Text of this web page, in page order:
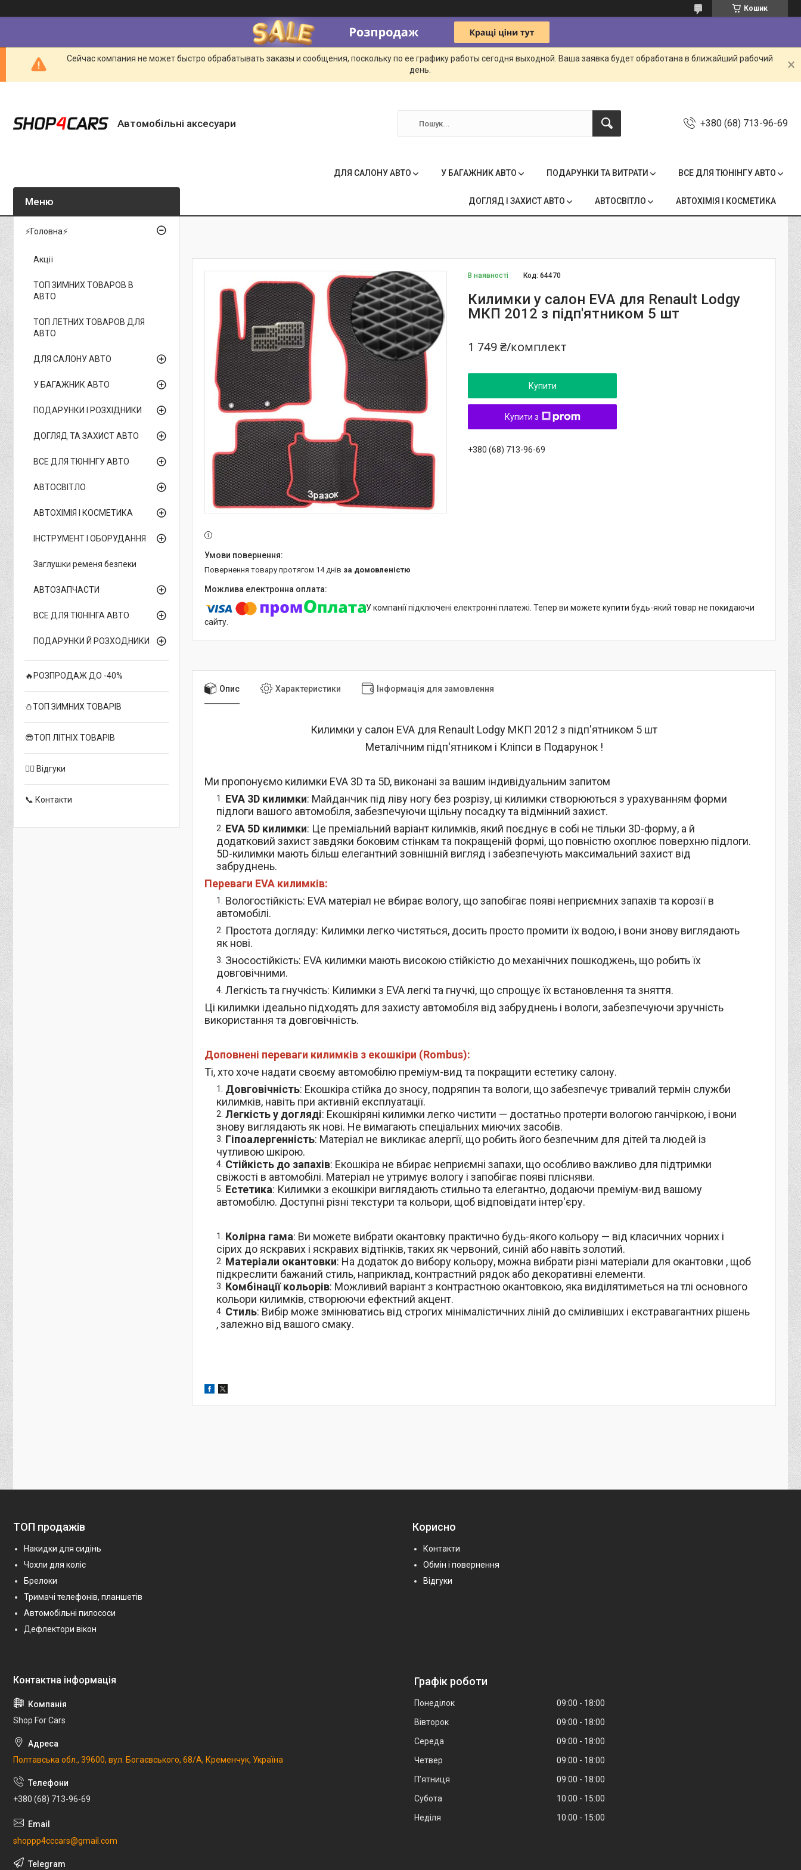
Кошик
Сейчас компания не может быстро обрабатывать заказы и сообщения, поскольку по ее графику работы сегодня выходной. Ваша заявка будет обработана в ближайший рабочий
день.
Автомобільні аксесуари +380 (68) 713-96-69
ДЛЯ САЛОНУ АВТО У БАГАЖНИК АВТО ПОДАРУНКИ ТА ВИТРАТИ ВСЕ ДЛЯ ТЮНІНГУ АВТО
ДОГЛЯД І ЗАХИСТ АВТО АВТОСВІТЛО АВТОХІМІЯ І КОСМЕТИКА
В наявності Код:64470
Килимки у салон EVA для Renault Lodgy
МКП 2012 з підп'ятником 5 шт
1 749 ₴/комплект
Купити
Купити з
+380 (68) 713-96-69
повернення товару протягом 14 днів за домовленістю
У компанії підключені електронні платежі. Тепер ви можете купити будь-який товар не покидаючи
сайту.
Опис Характеристики Інформація для замовлення
Килимки у салон EVA для Renault Lodgy МКП 2012 з підп'ятником 5 шт
Металічним підп'ятником і Кліпси в Подарунок !
Ми пропонуємо килимки EVA 3D та 5D, виконані за вашим індивідуальним запитом
EVA 3D килимки: Майданчик під ліву ногу без розрізу, ці килимки створюються з урахуванням форми
підлоги вашого автомобіля, забезпечуючи щільну посадку та відмінний захист.
EVA 5D килимки: Це преміальний варіант килимків, який поєднує в собі не тільки 3D-форму, а й
додатковий захист завдяки боковим стінкам та покращеній формі, що повністю охоплює поверхню підлоги.
5D-килимки мають більш елегантний зовнішній вигляд і забезпечують максимальний захист від
забруднень.
Переваги EVA килимків:
Вологостійкість: EVA матеріал не вбирає вологу, що запобігає появі неприємних запахів та корозії в
автомобілі.
Простота догляду: Килимки легко чистяться, досить просто промити їх водою, і вони знову виглядають
як нові.
Зносостійкість: EVA килимки мають високою стійкістю до механічних пошкоджень, що робить їх
довговічними.
Легкість та гнучкість: Килимки з EVA легкі та гнучкі, що спрощує їх встановлення та зняття.
Ці килимки ідеально підходять для захисту автомобіля від забруднень і вологи, забезпечуючи зручність
використання та довговічність.
Доповнені переваги килимків з екошкіри (Rombus):
Ті, хто хоче надати своєму автомобілю преміум-вид та покращити естетику салону.
Довговічність: Екошкіра стійка до зносу, подряпин та вологи, що забезпечує тривалий термін служби
килимків, навіть при активній експлуатації.
Легкість у догляді: Екошкіряні килимки легко чистити — достатньо протерти вологою ганчіркою, і вони
знову виглядають як нові. Не вимагають спеціальних миючих засобів.
Гіпоалергенність: Матеріал не викликає алергії, що робить його безпечним для дітей та людей із
чутливою шкірою.
Стійкість до запахів: Екошкіра не вбирає неприємні запахи, що особливо важливо для підтримки
свіжості в автомобілі. Матеріал не утримує вологу і запобігає появі плісняви.
Естетика: Килимки з екошкіри виглядають стильно та елегантно, додаючи преміум-вид вашому
автомобілю. Доступні різні текстури та кольори, щоб відповідати інтер'єру.
Колірна гама: Ви можете вибрати окантовку практично будь-якого кольору — від класичних чорних і
сірих до яскравих і яскравих відтінків, таких як червоний, синій або навіть золотий.
Матеріали окантовки: На додаток до вибору кольору, можна вибрати різні матеріали для окантовки , щоб
підкреслити бажаний стиль, наприклад, контрастний рядок або декоративні елементи.
Комбінації кольорів: Можливий варіант з контрастною окантовкою, яка виділятиметься на тлі основного
кольори килимків, створюючи ефектний акцент.
Стиль: Вибір може змінюватись від строгих мінімалістичних ліній до сміливіших і екстравагантних рішень
, залежно від вашого смаку.
⚡Головна⚡
Акції
ТОП ЗИМНИХ ТОВАРОВ В
АВТО
ТОП ЛЕТНИХ ТОВАРОВ ДЛЯ
АВТО
ДЛЯ САЛОНУ АВТО
У БАГАЖНИК АВТО
ПОДАРУНКИ І РОЗХІДНИКИ
ДОГЛЯД ТА ЗАХИСТ АВТО
ВСЕ ДЛЯ ТЮНІНГУ АВТО
АВТОСВІТЛО
АВТОХІМІЯ І КОСМЕТИКА
ІНСТРУМЕНТ І ОБОРУДАННЯ
Заглушки ременя безпеки
АВТОЗАПЧАСТИ
ВСЕ ДЛЯ ТЮНІНГА АВТО
ПОДАРУНКИ Й РОЗХОДНИКИ
🔥РОЗПРОДАЖ ДО -40%
⛄ТОП ЗИМНИХ ТОВАРІВ
😎ТОП ЛІТНІХ ТОВАРІВ
✍🏻 Відгуки
📞 Контакти
ТОП продажів
Накидки для сидінь
Чохли для коліс
Брелоки
Тримачі телефонів, планшетів
Автомобільні пилососи
Дефлектори вікон
Корисно
Контакти
Обмін і повернення
Відгуки
Shop For Cars
Полтавська обл., 39600, вул. Богаєвського, 68/А, Кременчук, Україна
+380 (68) 713-96-69
shoppp4cccars@gmail.com
Графік роботи
Понеділок 09:00
18:00
Вівторок
09:00
18:00
Середа
09:00
18:00
Четвер
09:00
18:00
Пʼятниця
09:00
18:00
Субота
10:00
15:00
Неділя
10:00 15:00